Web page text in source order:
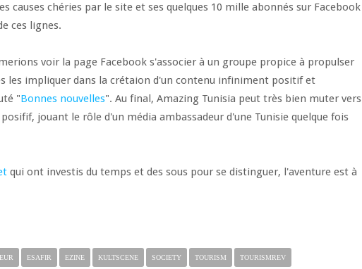
causes chéries par le site et ses quelques 10 mille abonnés sur Facebook
ces lignes.
voir la page Facebook s'associer à un groupe propice à propulser
les impliquer dans la crétaion d'un contenu infiniment positif et
"Bonnes nouvelles". Au final, Amazing Tunisia peut très bien muter vers
jouant le rôle d'un média ambassadeur d'une Tunisie quelque fois
qui ont investis du temps et des sous pour se distinguer, l'aventure est à
ESAFIR EZINE KULTSCENE SOCIETY TOURISM TOURISMREV